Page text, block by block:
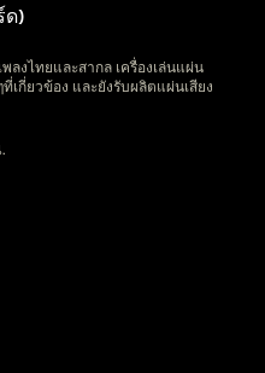
ด)
ลงไทยและสากล เครื่องเล่นแผ่น
กี่ยวข้อง และยังรับผลิตแผ่นเสียง